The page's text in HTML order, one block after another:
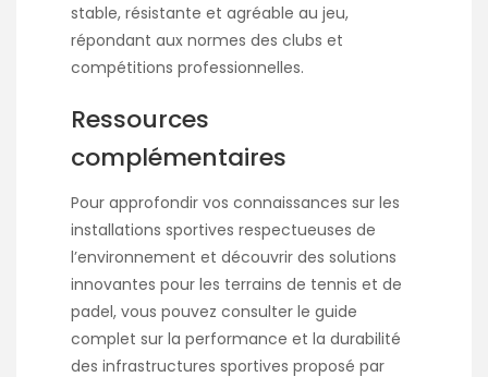
stable, résistante et agréable au jeu,
répondant aux normes des clubs et
compétitions professionnelles.
Ressources
complémentaires
Pour approfondir vos connaissances sur les
installations sportives respectueuses de
l’environnement et découvrir des solutions
innovantes pour les terrains de tennis et de
padel, vous pouvez consulter le guide
complet sur la performance et la durabilité
des infrastructures sportives proposé par